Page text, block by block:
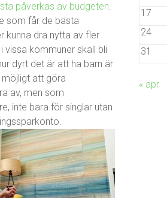
påverkas av budgeten.
som får de bästa
kunna dra nytta av fler
vissa kommuner skall bli
dyrt det är att ha barn är
att göra
av, men som
inte bara för singlar utan
17
24
31
« apr